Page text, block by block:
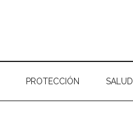
PROTECCIÓN SALUD